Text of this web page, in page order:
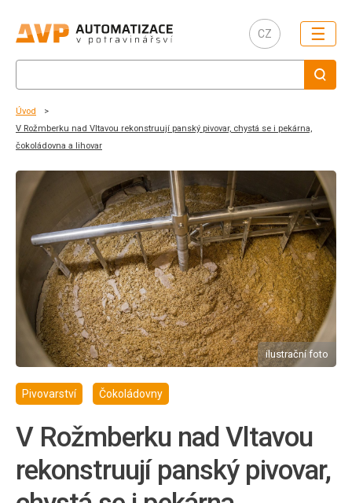
CZ ☰
Úvod
V Rožmberku nad Vltavou rekonstruují panský pivovar, chystá se i pekárna,
čokoládovna a lihovar
ilustrační foto
Pivovarství Čokoládovny
V Rožmberku nad Vltavou
rekonstruují panský pivovar,